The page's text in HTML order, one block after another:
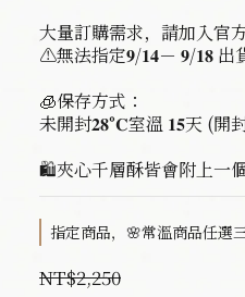
大量訂購需求，請加入官
⚠️無法指定𝟗/𝟏𝟒－ 𝟗/𝟏𝟖 出
🧊保存方式：
未開封𝟐𝟖°𝐂室溫 𝟏𝟓天 (開
🛍️夾心千層酥皆會附上一
指定商品，🌸常溫商品任選
NT$2,250